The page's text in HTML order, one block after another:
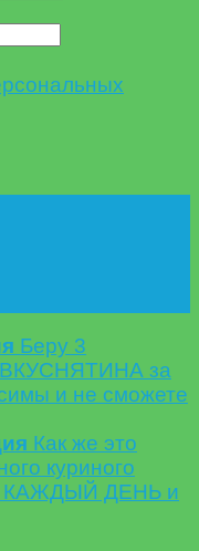
Беру 3
ВКУСНЯТИНА за
и не сможете
Как же это
куриного
КАЖДЫЙ ДЕНЬ и